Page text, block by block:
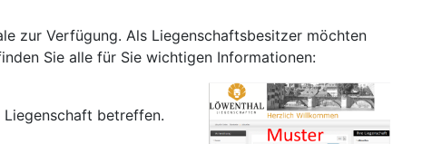
zur Verfügung. Als Liegenschaftsbesitzer möchten
Sie alle für Sie wichtigen Informationen:
betreffen.